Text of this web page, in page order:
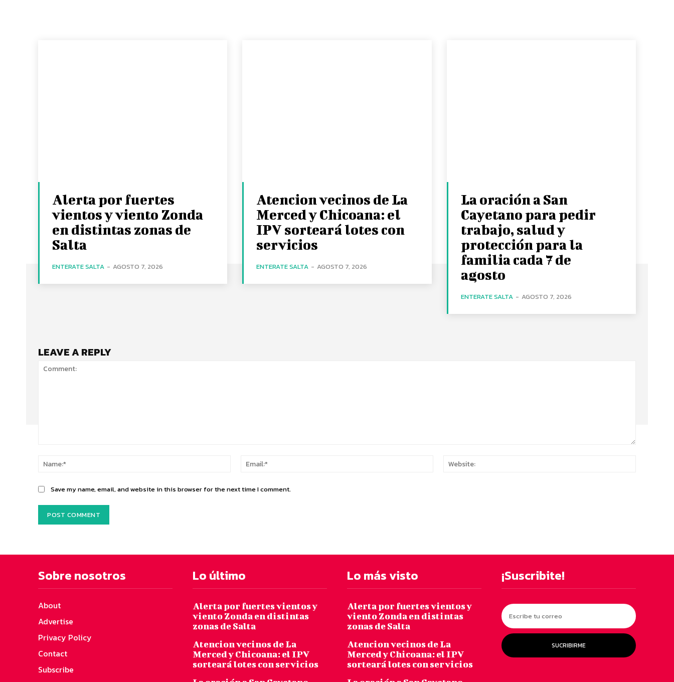
Alerta por fuertes
vientos y viento Zonda
en distintas zonas de
Salta
ENTERATE SALTA - AGOSTO 7, 2026
Atencion vecinos de La
Merced y Chicoana: el
IPV sorteará lotes con
servicios
ENTERATE SALTA - AGOSTO 7, 2026
La oración a San
Cayetano para pedir
trabajo, salud y
protección para la
familia cada 7 de
agosto
ENTERATE SALTA - AGOSTO 7, 2026
LEAVE A REPLY
Name:*
Email:*
Save my name, email, and website in this browser for the next time I comment.
Sobre nosotros
About
Advertise
Privacy Policy
Contact
Subscribe
Lo último
Alerta por fuertes vientos y
viento Zonda en distintas
zonas de Salta
Atencion vecinos de La
Merced y Chicoana: el IPV
sorteará lotes con servicios
Lo más visto
Alerta por fuertes vientos y
viento Zonda en distintas
zonas de Salta
Atencion vecinos de La
Merced y Chicoana: el IPV
sorteará lotes con servicios
¡Suscribite!
SUCRIBIRME